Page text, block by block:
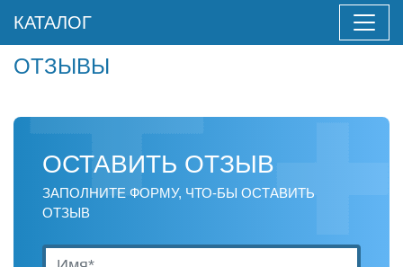
КАТАЛОГ
ОТЗЫВЫ
ОСТАВИТЬ ОТЗЫВ
ЗАПОЛНИТЕ ФОРМУ, ЧТО-БЫ ОСТАВИТЬ
ОТЗЫВ